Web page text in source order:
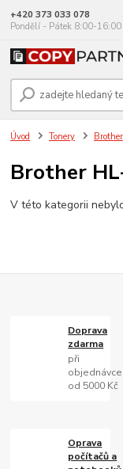
+420 373 033 078
Pondělí - Pátek 8:00-16:00
Úvod Tonery Brother
Brother
V této kategorii
Doprava
zdarma
při
objednávce
od 5000 Kč
Oprava
počítačů a